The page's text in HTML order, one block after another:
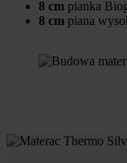
8 cm pianka
8 cm piana